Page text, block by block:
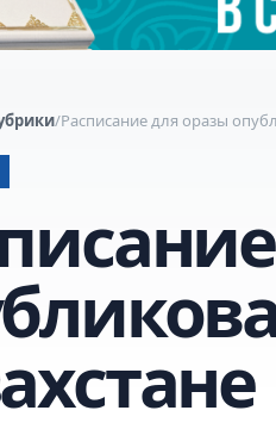
/Расписание для оразы